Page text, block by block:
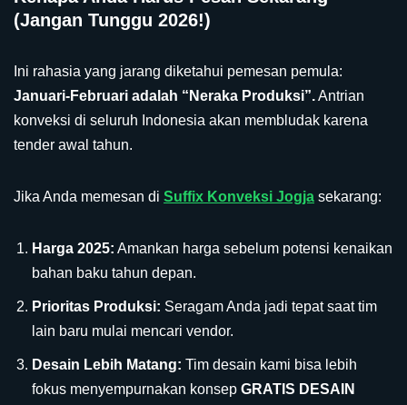
(Jangan Tunggu 2026!)
Ini rahasia yang jarang diketahui pemesan pemula:
Januari-Februari adalah “Neraka Produksi”.Antrian
konveksi di seluruh Indonesia akan membludak karena
tender awal tahun.
Jika Anda memesan di Suffix Konveksi Jogja sekarang:
Harga 2025: Amankan harga sebelum potensi kenaikan
bahan baku tahun depan.
Prioritas Produksi: Seragam Anda jadi tepat saat tim
lain baru mulai mencari vendor.
Desain Lebih Matang: Tim desain kami bisa lebih
fokus menyempurnakan konsep GRATIS DESAIN